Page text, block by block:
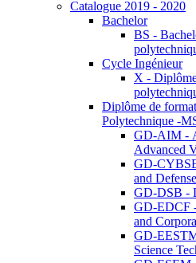
Catalogue 2019 - 2020
Bachelor
BS -
Cycle Ingénieur
X -
Diplôme de
Polytechnique -
GD-AIM -
Advanced
GD-
and
GD-DSB -
GD-EDCF
and
GD-
Science